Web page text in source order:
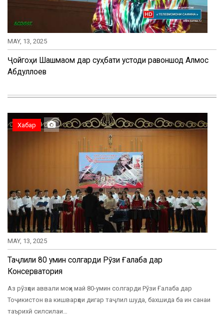
MAY, 13, 2025
Ҷойгоҳи Шашмақом дар суҳбати устоди равоншод Алмос
Абдуллоев
Хабар
MAY, 13, 2025
Таҷлили 80 умин солгарди Рӯзи Ғалаба дар
Консерватория
Аз рӯзҳои аввали моҳи май 80-умин солгарди Рӯзи Ғалаба дар
Тоҷикистон ва кишварҳои дигар таҷлил шуда, бахшида ба ин санаи
таърихӣ силсилаи…